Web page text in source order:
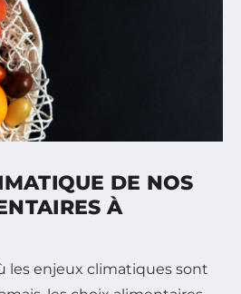
DE NOS
À
les enjeux climatiques sont